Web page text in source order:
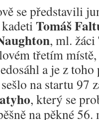
se představili
Tomáš
, ml. žáci
třetím
a je z
na startu
, který se
na pěkné 56.